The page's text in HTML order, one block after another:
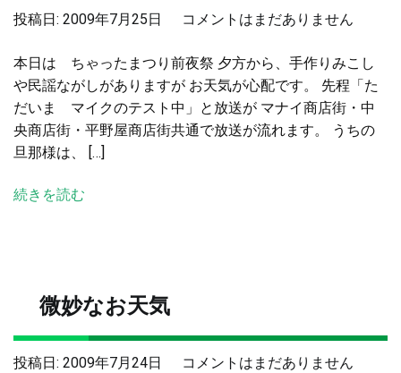
投稿日: 2009年7月25日
お！！
れ
て
き
た
コメントはまだありません
本日は ちゃったまつり前夜祭 夕方から、手作りみこし
や民謡ながしがありますが お天気が心配です。 先程「た
だいま マイクのテスト中」と放送が マナイ商店街・中
央商店街・平野屋商店街共通で放送が流れます。 うちの
旦那様は、 […]
続きを読む
微妙なお天気
投稿日: 2009年7月24日
微
コメントはまだありません